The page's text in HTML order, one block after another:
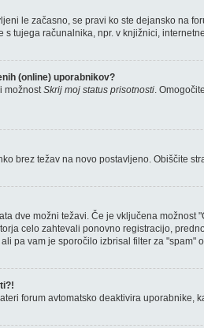
le začasno, se pravi ko ste dejansko na
tujega računalnika, npr. v knjižnici,
(online) uporabnikov?
možnost Skrij moj status prisotnosti .
brez težav na novo postavljeno. Obiščite
dve možni težavi. Če je vključena
celo zahtevali ponovno registracijo,
pa vam je sporočilo izbrisal filter za
forum avtomatsko deaktivira